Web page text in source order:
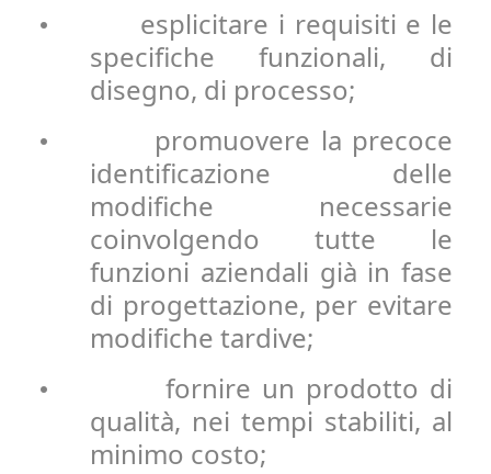
•
esplicitare i requisiti e le
specifiche funzionali, di
disegno, di processo;
•
promuovere la precoce
identificazione delle
modifiche necessarie
coinvolgendo tutte le
funzioni aziendali già in fase
di progettazione, per evitare
modifiche tardive;
•
fornire un prodotto di
qualità, nei tempi stabiliti, al
minimo costo;